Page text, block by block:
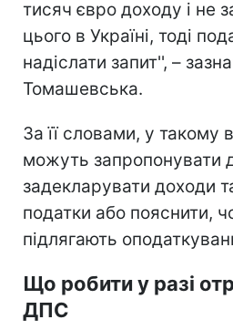
тисяч євро доходу і не
цього в Україні, тоді
надіслати запит'', –
Томашевська.
За її словами, у такому
можуть запропонувати
задекларувати доходи
податки або пояснити,
підлягають
Що робити у разі
ДПС